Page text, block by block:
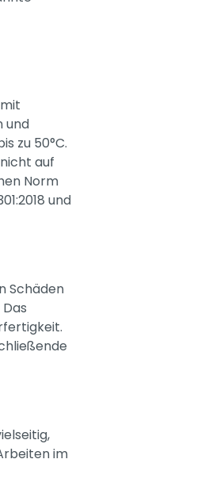
und
zu 50°C.
auf
Norm
und
Schäden
im